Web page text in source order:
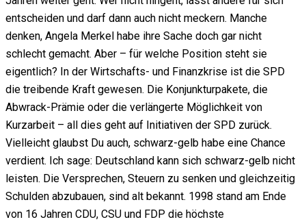
entscheiden und darf dann auch nicht meckern. Manche
denken, Angela Merkel habe ihre Sache doch gar nicht
schlecht gemacht. Aber – für welche Position steht sie
eigentlich? In der Wirtschafts- und Finanzkrise ist die SPD
die treibende Kraft gewesen. Die Konjunkturpakete, die
Abwrack-Prämie oder die verlängerte Möglichkeit von
Kurzarbeit – all dies geht auf Initiativen der SPD zurück.
Vielleicht glaubst Du auch, schwarz-gelb habe eine Chance
verdient. Ich sage: Deutschland kann sich schwarz-gelb nicht
leisten. Die Versprechen, Steuern zu senken und gleichzeitig
Schulden abzubauen, sind alt bekannt. 1998 stand am Ende
von 16 Jahren CDU, CSU und FDP die höchste